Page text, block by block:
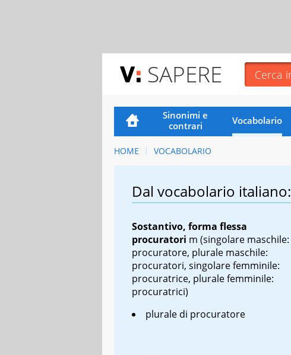
SAPERE
Sinonimi e
contrari
Vocabolario
HOME VOCABOLARIO
Dal vocabolario italiano:
Sostantivo, forma flessa
procuratori m (singolare maschile:
procuratore, plurale maschile:
procuratori, singolare femminile:
procuratrice, plurale femminile:
procuratrici)
plurale di procuratore